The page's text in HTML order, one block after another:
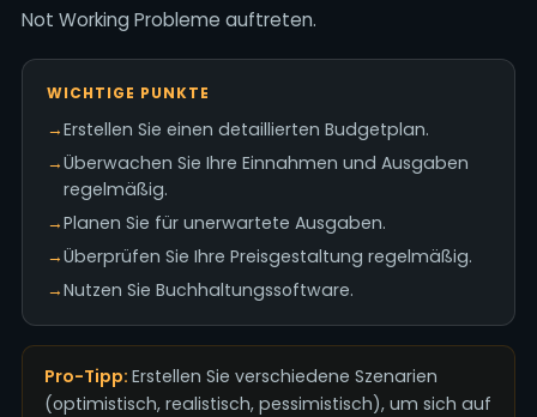
Not Working Probleme auftreten.
WICHTIGE PUNKTE
→Erstellen Sie einen detaillierten Budgetplan.
→Überwachen Sie Ihre Einnahmen und Ausgaben
regelmäßig.
→Planen Sie für unerwartete Ausgaben.
→Überprüfen Sie Ihre Preisgestaltung regelmäßig.
→Nutzen Sie Buchhaltungssoftware.
Pro-Tipp: Erstellen Sie verschiedene Szenarien
(optimistisch, realistisch, pessimistisch), um sich auf